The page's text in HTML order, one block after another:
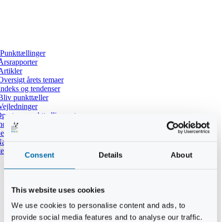
Consent Details About
This website uses cookies
We use cookies to personalise content and ads, to
provide social media features and to analyse our traffic.
Punkttællinger
årets temaer
og tendenser
punkttæller
ny punkttællingsrute
udført tælling i DOFbasen
dine tidligere punkttællinger
i mørket